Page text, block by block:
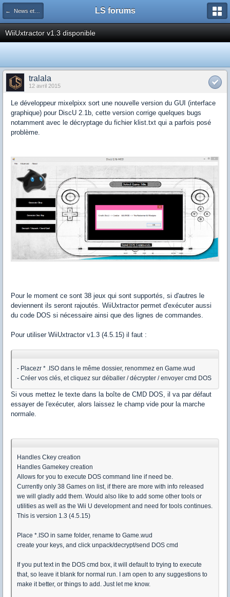
← News et actualités postées sur LS LS forums
WiiUxtractor v1.3 disponible
tralala
12 avril 2015
Le développeur mixelpixx sort une nouvelle version du GUI (interface
graphique) pour DiscU 2.1b, cette version corrige quelques bugs
notamment avec le décryptage du fichier klist.txt qui a parfois posé
problème.
Pour le moment ce sont 38 jeux qui sont supportés, si d'autres le
deviennent ils seront rajoutés. WiiUxtractor permet d'exécuter aussi
du code DOS si nécessaire ainsi que des lignes de commandes.
Pour utiliser WiiUxtractor v1.3 (4.5.15) il faut :
- Placezr * .ISO dans le même dossier, renommez en Game.wud
- Créer vos clés, et cliquez sur déballer / décrypter / envoyer cmd DOS
Si vous mettez le texte dans la boîte de CMD DOS, il va par défaut
essayer de l'exécuter, alors laissez le champ vide pour la marche
normale.
Handles Ckey creation
Handles Gamekey creation
Allows for you to execute DOS command line if need be.
Currently only 38 Games on list, if there are more with info released
we will gladly add them. Would also like to add some other tools or
utilities as well as the Wii U development and need for tools continues.
This is version 1.3 (4.5.15)
Place *.ISO in same folder, rename to Game.wud
create your keys, and click unpack/decrypt/send DOS cmd
If you put text in the DOS cmd box, it will default to trying to execute
that, so leave it blank for normal run. I am open to any suggestions to
make it better, or things to add. Just let me know.